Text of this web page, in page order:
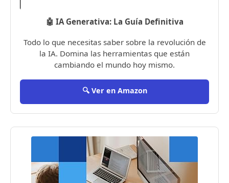
🤖 IA Generativa: La Guía Definitiva
Todo lo que necesitas saber sobre la revolución de
la IA. Domina las herramientas que están
cambiando el mundo hoy mismo.
🔍 Ver en Amazon